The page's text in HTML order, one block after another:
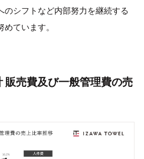
のシフトなど内部努力を継続する
ています。
売費及び一般管理費の売